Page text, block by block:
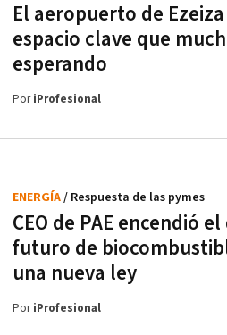
El aeropuerto de
espacio clave que
esperando
PoriProfesional
CEO de PAE encendió
futuro de
una nueva ley
ENERGÍA/ Respuesta de las pymes
PoriProfesional